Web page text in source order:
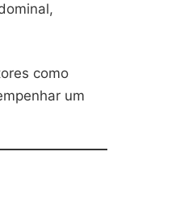
como
um